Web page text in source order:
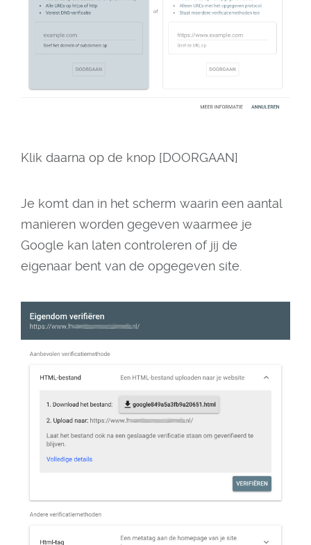
Klik daarna op de knop [DOORGAAN]
Je komt dan in het scherm waarin een aantal
manieren worden gegeven waarmee je
Google kan laten controleren of jij de
eigenaar bent van de opgegeven site.